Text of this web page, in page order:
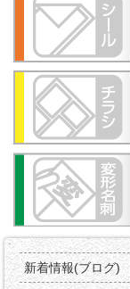
新着情報(ブログ)